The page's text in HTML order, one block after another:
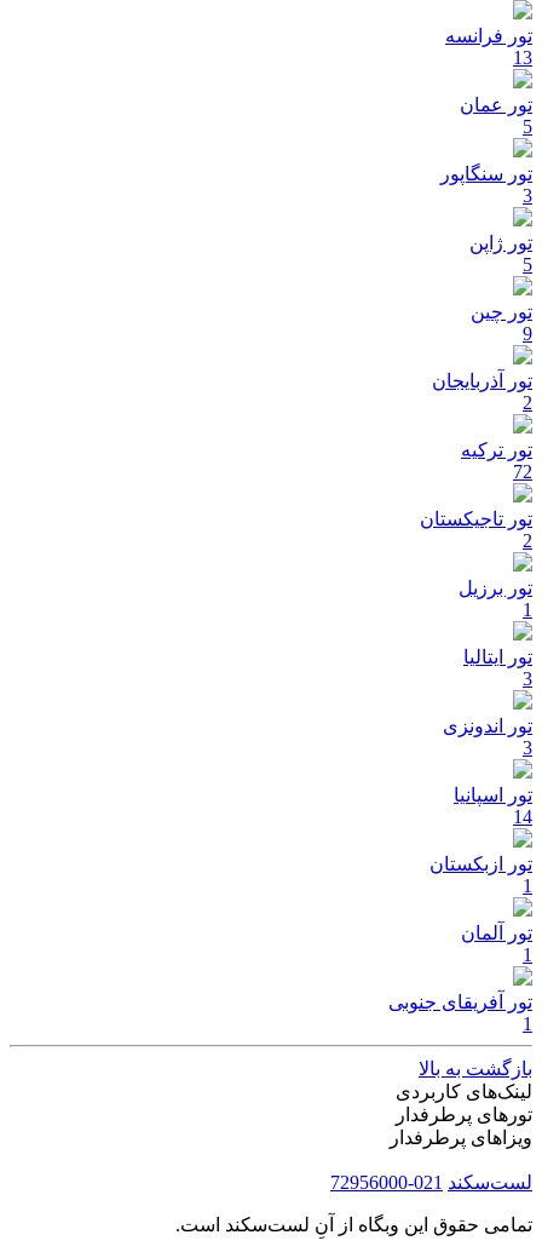
تور فرانسه
13
تور عمان
5
تور سنگاپور
3
تور ژاپن
5
تور چین
9
تور آذربایجان
2
تور ترکیه
72
تور تاجیکستان
2
تور برزیل
1
تور ایتالیا
3
تور اندونزی
3
تور اسپانیا
14
تور ازبکستان
1
تور آلمان
1
تور آفریقای جنوبی
1
بازگشت به بالا
لینک‌های کاربردی
تورهای پرطرفدار
ویزاهای پرطرفدار
لست‌سکند 021-72956000
تمامی حقوق این وبگاه از آنِ لست‌سکند است.